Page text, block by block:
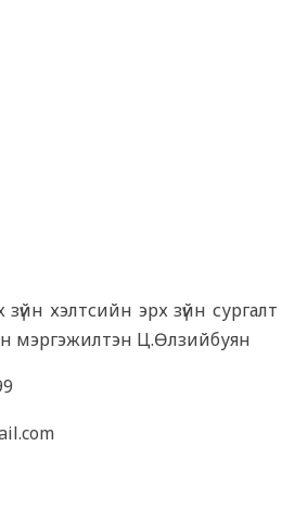
хэлтсийн эрх зүйн сургалт
мэргэжилтэн Ц.Өлзийбуян